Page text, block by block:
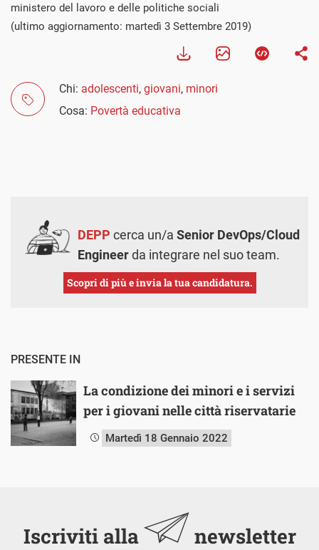
ministero del lavoro e delle politiche sociali
(ultimo aggiornamento: martedì 3 Settembre 2019)
Chi: adolescenti, giovani, minori
Cosa: Povertà educativa
DEPP cerca un/a Senior DevOps/Cloud
Engineerda integrare nel suo team.
Scopri di più e invia la tua candidatura.
PRESENTE IN
La condizione dei minori e i servizi
per i giovani nelle città riservatarie
Martedì 18 Gennaio 2022
Iscriviti alla newsletter